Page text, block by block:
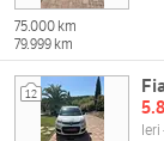
75.000 km
79.999 km
12